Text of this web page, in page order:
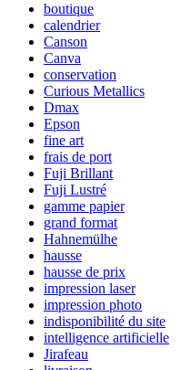
boutique
calendrier
Canson
Canva
conservation
Curious Metallics
Dmax
Epson
fine art
frais de port
Fuji Brillant
Fuji Lustré
gamme papier
grand format
Hahnemülhe
hausse
hausse de prix
impression laser
impression photo
indisponibilité du site
intelligence artificielle
Jirafeau